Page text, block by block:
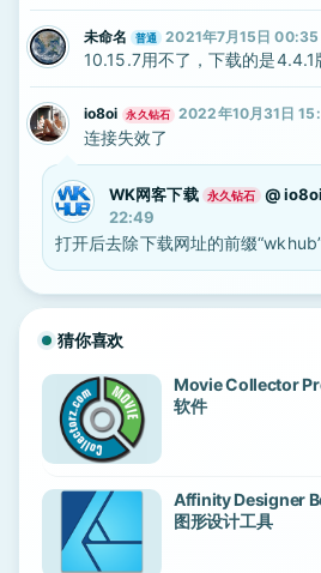
未命名 普通 2021年7月15日 00:35
10.15.7用不了，下载的是4.4.1
io8oi 永久钻石 2022年10月31日
连接失效了
WK网客下载 永久钻石 @io8oi
22:49
打开后去除下载网址的前缀
猜你喜欢
Movie Collector
软件
Affinity Designer
图形设计工具